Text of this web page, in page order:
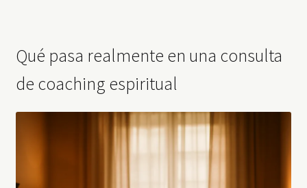
Qué pasa realmente en una consulta
de coaching espiritual